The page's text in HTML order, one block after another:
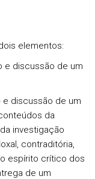
elementos:
e discussão de um
e discussão de um
da
investigação
contraditória,
espírito crítico dos
de um